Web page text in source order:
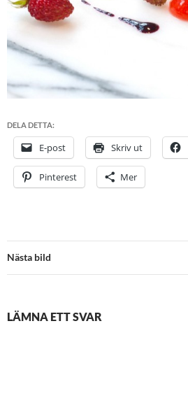
DELA DETTA:
E-post Skriv ut
Pinterest Mer
Nästa bild
LÄMNA ETT SVAR